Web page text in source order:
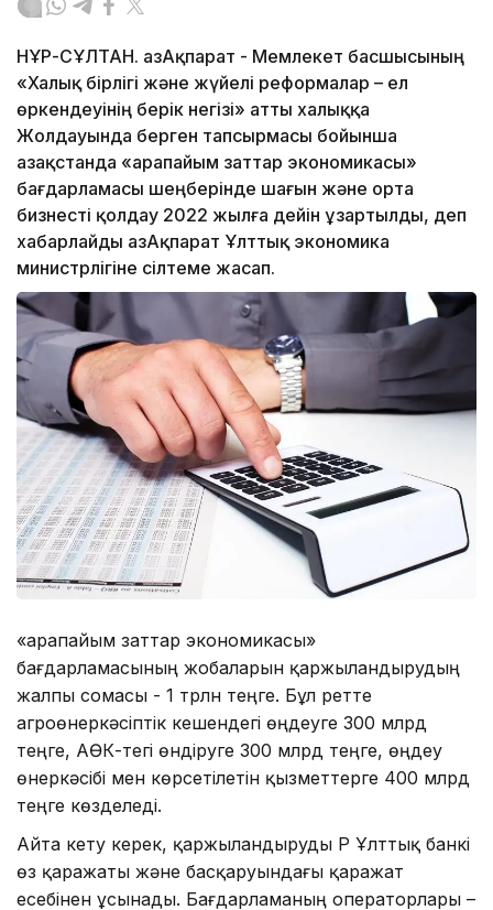
НҰР-СҰЛТАН. ҚазАқпарат - Мемлекет басшысының
«Халық бірлігі және жүйелі реформалар – ел
өркендеуінің берік негізі» атты халыққа
Жолдауында берген тапсырмасы бойынша
Қазақстанда «Қарапайым заттар экономикасы»
бағдарламасы шеңберінде шағын және орта
бизнесті қолдау 2022 жылға дейін ұзартылды, деп
хабарлайды ҚазАқпарат Ұлттық экономика
министрлігіне сілтеме жасап.
«Қарапайым заттар экономикасы»
бағдарламасының жобаларын қаржыландырудың
жалпы сомасы - 1 трлн теңге. Бұл ретте
агроөнеркәсіптік кешендегі өңдеуге 300 млрд
теңге, АӨК-тегі өндіруге 300 млрд теңге, өңдеу
өнеркәсібі мен көрсетілетін қызметтерге 400 млрд
теңге көзделеді.
Айта кету керек, қаржыландыруды ҚР Ұлттық банкі
өз қаражаты және басқаруындағы қаражат
есебінен ұсынады. Бағдарламаның операторлары –